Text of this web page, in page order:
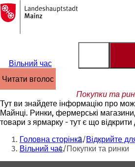
Перейти до змісту
На
головну
сторінку
Вільний час
читати вголос
Покупки та
Тут ви знайдете інформацію про
Майнці. Ринки, фермерські
товари з ярмарку - тут є що відкрити
Ти
тут:
Головна сторінка Відкрийте
Вільний час Покупки та ринки